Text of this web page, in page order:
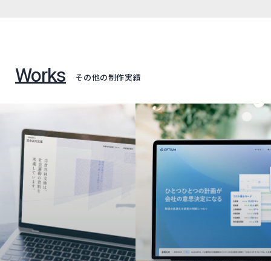
Works その他の制作実績